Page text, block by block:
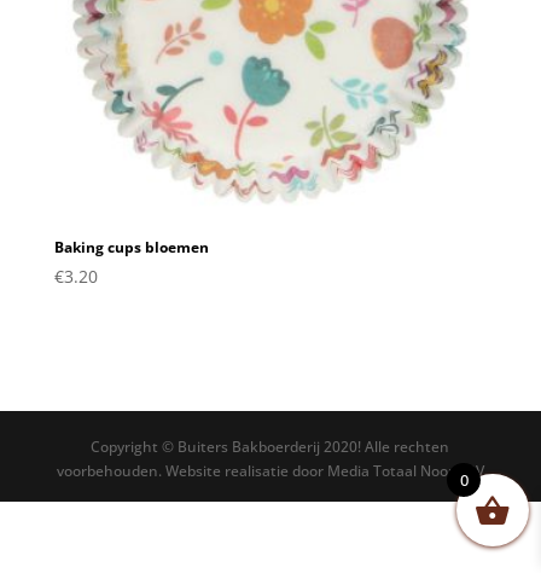
Baking cups bloemen
€3.20
Copyright © Buiters Bakboerderij 2020! Alle rechten
voorbehouden. Website realisatie door Media Totaal Noord BV
0